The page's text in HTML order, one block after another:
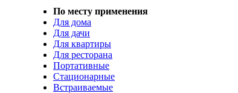
По месту применения
Для дома
Для дачи
Для квартиры
Для ресторана
Портативные
Стационарные
Встраиваемые